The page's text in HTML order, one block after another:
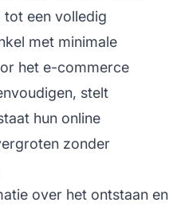
een volledig
met minimale
het e-commerce
stelt
hun online
zonder
over het ontstaan en